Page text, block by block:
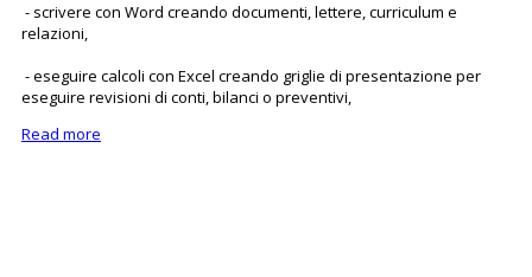
- scrivere con Word creando documenti, lettere, curriculum e
relazioni,
- eseguire calcoli con Excel creando griglie di presentazione per
eseguire revisioni di conti, bilanci o preventivi,
Read more